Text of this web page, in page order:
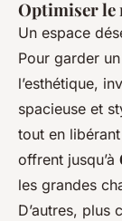
Optimiser le
Un espace
Pour garder
l’esthétique,
spacieuse et
tout en
offrent jusqu’à
les grandes
D’autres, plus